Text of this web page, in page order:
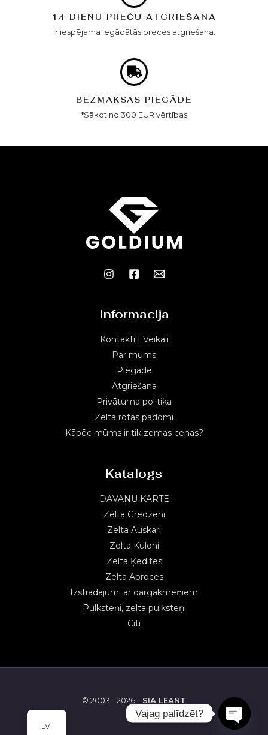
14 DIENU PREČU ATGRIEŠANA
Ir iespējama iegādātās preces atgriešana.
BEZMAKSAS PIEGĀDE
*Sākot no 300 EUR vērtības
Informācija
Kontakti | Veikali
Par mums
Piegāde
Atgriešana
Privātuma politika
Zelta rotas padomi
Kāpēc mūms ir tik zemas cenas?
Katalogs
DĀVANU KARTE
Zelta Gredzeni
Zelta Auskari
Zelta Kuloni
Zelta Ķēdītes
Zelta Aproces
Izstrādājumi ar dārgakmeņiem
Pulksteņi, zelta pulksteņi
Citi
© 2003 - 2026 SIA LEANT
LV
Vajag palīdzēt?